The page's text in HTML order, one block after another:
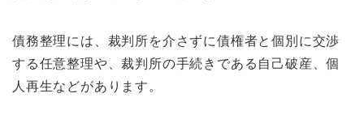
債務整理には、裁判所を介さずに債権者と個別に交渉
する任意整理や、裁判所の手続きである自己破産、個
人再生などがあります。